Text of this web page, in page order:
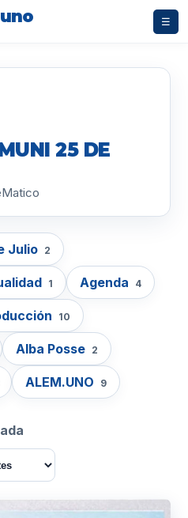
☰
25 DE
Julio 2
1 Agenda 4
10
Alba Posse 2
ALEM.UNO 9